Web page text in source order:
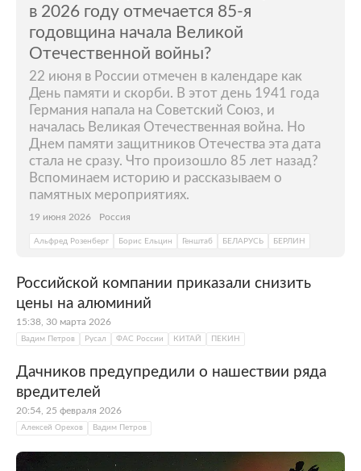
в 2026 году отмечается 85-я
годовщина начала Великой
Отечественной войны?
22 июня в России отмечен в календаре как
День памяти и скорби. В этот день 1941 года
Германия напала на Советский Союз, и
началась Великая Отечественная война. Но
Днем памяти защитников Отечества эта дата
стала не сразу. Что произошло 85 лет назад?
Вспоминаем историю и рассказываем о
памятных мероприятиях.
19 июня 2026 Россия
Альфред Розенберг Борис Ельцин Генштаб БЕЛАРУСЬ БЕРЛИН
Российской компании приказали снизить
цены на алюминий
15:38, 30 марта 2026
Вадим Петров Русал ФАС России КИТАЙ ПЕКИН
Дачников предупредили о нашествии ряда
вредителей
20:54, 25 февраля 2026
Алексей Орехов Вадим Петров